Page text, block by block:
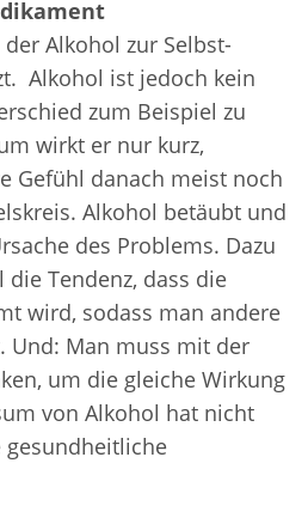
Alkohol zur Selbst-
Alkohol ist jedoch kein
zum Beispiel zu
wirkt er nur kurz,
Gefühl danach meist noch
Alkohol betäubt und
des Problems. Dazu
Tendenz, dass die
wird, sodass man andere
Und: Man muss mit der
um die gleiche Wirkung
von Alkohol hat nicht
gesundheitliche